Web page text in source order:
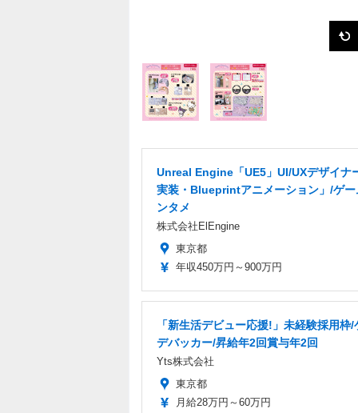
Unreal Engine「UE5」UI/UXデザイナ
実装・Blueprintアニメーション」/ゲー
ンタメ
株式会社ElEngine
東京都
年収450万円～900万円
「新生活デビュー応援!」未経験採用枠/
デバッカー/昇給年2回賞与年2回
Yts株式会社
東京都
月給28万円～60万円